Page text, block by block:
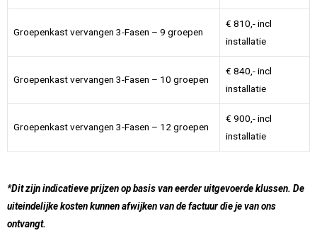
Groepenkast vervangen 3-Fasen – 9 groepen
€ 810,- incl
installatie
Groepenkast vervangen 3-Fasen – 10 groepen
€ 840,- incl
installatie
Groepenkast vervangen 3-Fasen – 12 groepen
€ 900,- incl
installatie
*Dit zijn indicatieve prijzen op basis van eerder uitgevoerde klussen. De
uiteindelijke kosten kunnen afwijken van de factuur die je van ons
ontvangt.